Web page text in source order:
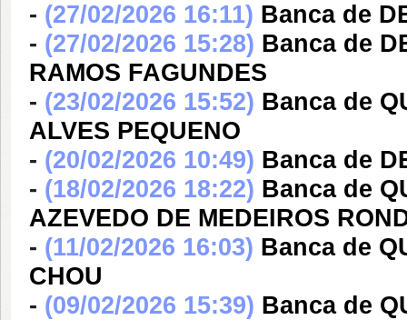
- (27/02/2026 16:11) Banca de
- (27/02/2026 15:28) Banca de
RAMOS FAGUNDES
- (23/02/2026 15:52) Banca de
ALVES PEQUENO
- (20/02/2026 10:49) Banca de
- (18/02/2026 18:22) Banca de
AZEVEDO DE MEDEIROS
- (11/02/2026 16:03) Banca de
CHOU
- (09/02/2026 15:39) Banca de